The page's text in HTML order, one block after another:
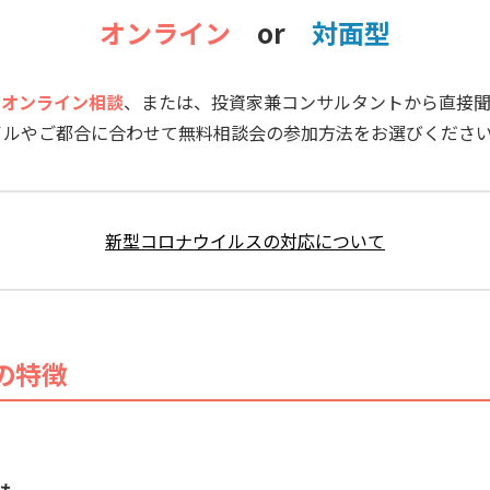
オンライン or 対面型
オンライン相談、または、投資家兼コンサルタントから直接
やご都合に合わせて無料相談会の参加方法をお選びくださ
新型コロナウイルスの対応について
特徴